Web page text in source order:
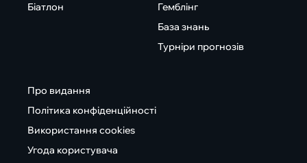
Біатлон
Гемблінг
База знань
Турніри прогнозів
Про видання
Політика конфіденційності
Використання cookies
Угода користувача